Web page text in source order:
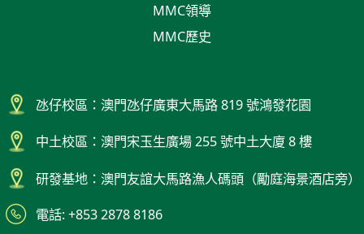
MMC領導
MMC歷史
氹仔校區：澳門氹仔廣東大馬路 819 號鴻發花園
中土校區：澳門宋玉生廣場 255 號中土大廈 8 樓
研發基地：澳門友誼大馬路漁人碼頭（勵庭海景酒店旁）
電話: +853 2878 8186